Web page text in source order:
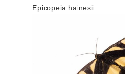
Epicopeia hainesii